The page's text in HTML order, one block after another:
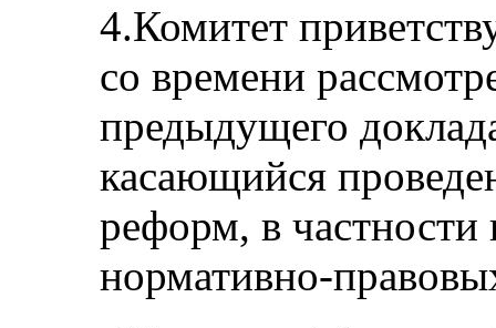
4.Комитет
со времени
предыдущего
касающийся
реформ, в
нормативно-